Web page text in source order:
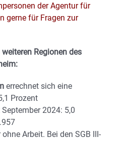
der Agentur für
gerne für Fragen zur
Regionen des
errechnet sich eine
Prozent
2024: 5,0
Arbeit. Bei den SGB III-